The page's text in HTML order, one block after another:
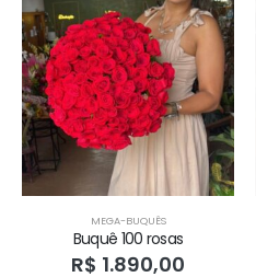
MEGA-BUQUÊS
Buquê 100 rosas
R$ 1.890,00